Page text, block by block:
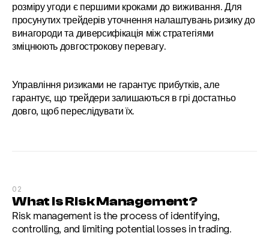
розміру угоди є першими кроками до виживання. Для
просунутих трейдерів уточнення налаштувань ризику до
винагороди та диверсифікація між стратегіями
зміцнюють довгострокову перевагу.
Управління ризиками не гарантує прибутків, але
гарантує, що трейдери залишаються в грі достатньо
довго, щоб переслідувати їх.
02
What Is Risk Management?
Risk management is the process of identifying,
controlling, and limiting potential losses in trading.